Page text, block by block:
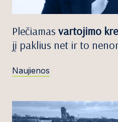
Plečiamas vartojimo
jį paklius net ir to
Naujienos